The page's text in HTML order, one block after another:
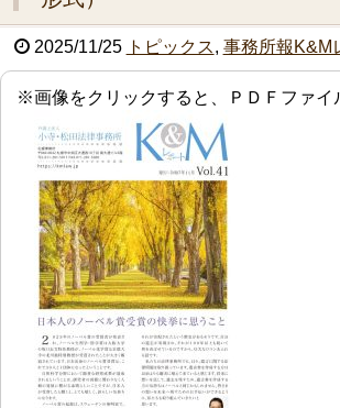
2025/11/25 トピックス, 事務所報K&M
※画像をクリックすると、ＰＤＦファイ